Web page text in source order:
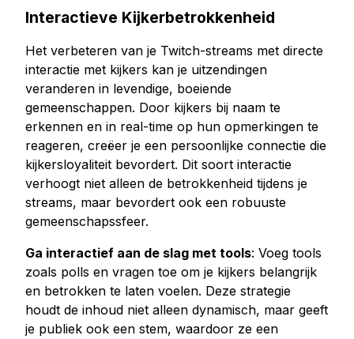
Interactieve Kijkerbetrokkenheid
Het verbeteren van je Twitch-streams met directe
interactie met kijkers kan je uitzendingen
veranderen in levendige, boeiende
gemeenschappen. Door kijkers bij naam te
erkennen en in real-time op hun opmerkingen te
reageren, creëer je een persoonlijke connectie die
kijkersloyaliteit bevordert. Dit soort interactie
verhoogt niet alleen de betrokkenheid tijdens je
streams, maar bevordert ook een robuuste
gemeenschapssfeer.
Ga interactief aan de slag met tools: Voeg tools
zoals polls en vragen toe om je kijkers belangrijk
en betrokken te laten voelen. Deze strategie
houdt de inhoud niet alleen dynamisch, maar geeft
je publiek ook een stem, waardoor ze een